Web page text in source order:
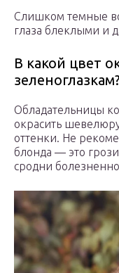
Слишком темные
глаза блеклыми и
В какой цвет
зеленоглазкам?
Обладательницы
окрасить
оттенки. Не
блонда — это
сродни